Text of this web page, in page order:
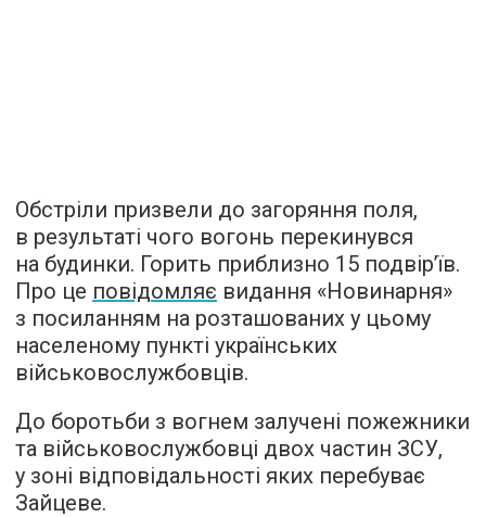
Обстріли призвели до загоряння поля,
в результаті чого вогонь перекинувся
на будинки. Горить приблизно 15 подвір’їв.
Про це повідомляє видання «Новинарня»
з посиланням на розташованих у цьому
населеному пункті українських
військовослужбовців.
До боротьби з вогнем залучені пожежники
та військовослужбовці двох частин ЗСУ,
у зоні відповідальності яких перебуває
Зайцеве.